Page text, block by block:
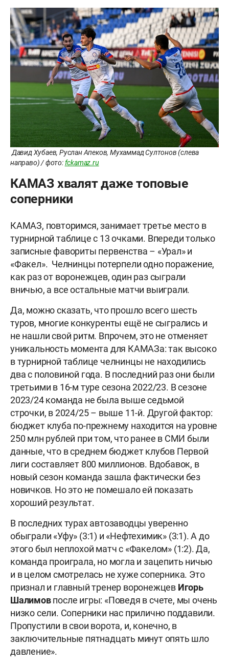
Давид Хубаев, Руслан Апеков, Мухаммад Султонов (слева
направо) / фото:fckamaz.ru
КАМАЗ хвалят даже топовые
соперники
КАМАЗ, повторимся, занимает третье место в
турнирной таблице с 13 очками. Впереди только
записные фавориты первенства – «Урал» и
«Факел». Челнинцы потерпели одно поражение,
как раз от воронежцев, один раз сыграли
вничью, а все остальные матчи выиграли.
Да, можно сказать, что прошло всего шесть
туров, многие конкуренты ещё не сыгрались и
не нашли свой ритм. Впрочем, это не отменяет
уникальность момента для КАМАЗа: так высоко
в турнирной таблице челнинцы не находились
два с половиной года. В последний раз они были
третьими в 16-м туре сезона 2022/23. В сезоне
2023/24 команда не была выше седьмой
строчки, в 2024/25 – выше 11-й. Другой фактор:
бюджет клуба по-прежнему находится на уровне
250 млн рублей при том, что ранее в СМИ были
данные, что в среднем бюджет клубов Первой
лиги составляет 800 миллионов. Вдобавок, в
новый сезон команда зашла фактически без
новичков. Но это не помешало ей показать
хороший результат.
В последних турах автозаводцы уверенно
обыграли «Уфу» (3:1) и «Нефтехимик» (3:1). А до
этого был неплохой матч с «Факелом» (1:2). Да,
команда проиграла, но могла и зацепить ничью
и в целом смотрелась не хуже соперника. Это
признал и главный тренер воронежцев Игорь
Шалимовпосле игры: «Поведя в счете, мы очень
низко сели. Соперники нас прилично поддавили.
Пропустили в свои ворота, и, конечно, в
заключительные пятнадцать минут опять шло
давление».